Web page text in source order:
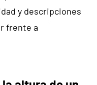
y descripciones
frente a